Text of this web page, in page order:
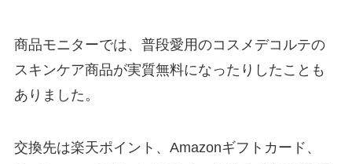
商品モニターでは、普段愛用のコスメデコルテの
スキンケア商品が実質無料になったりしたことも
ありました。
交換先は楽天ポイント、Amazonギフトカード、